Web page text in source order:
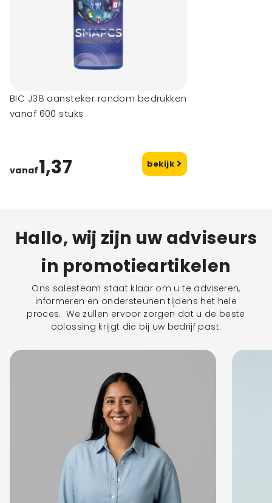
BIC J38 aansteker rondom bedrukken
vanaf 600 stuks
vanaf1,37 bekijk
Hallo, wij zijn uw adviseurs
in promotieartikelen
Ons salesteam staat klaar om u te adviseren,
informeren en ondersteunen tijdens het hele
proces. We zullen ervoor zorgen dat u de beste
oplossing krijgt die bij uw bedrijf past.